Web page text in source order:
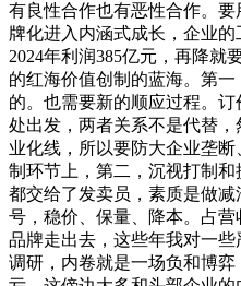
有良性合作也有恶性合作。
牌化进入内涵式成长，企业的
2024年利润385亿元，再降就
的红海价值创制的蓝海。第
的。也需要新的顺应过程。
处出发，两者关系不是代替
业化线，所以要防大企业垄
制环节上，第二，沉视打制
都交给了发卖员，素质是做
号，稳价、保量、降本。占
品牌走出去，这些年我对一
调研，内卷就是一场负和博